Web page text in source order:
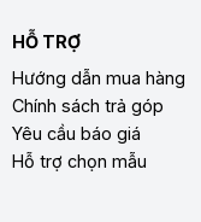
HỖ TRỢ
Hướng dẫn mua hàng
Chính sách trả góp
Yêu cầu báo giá
Hỗ trợ chọn mẫu